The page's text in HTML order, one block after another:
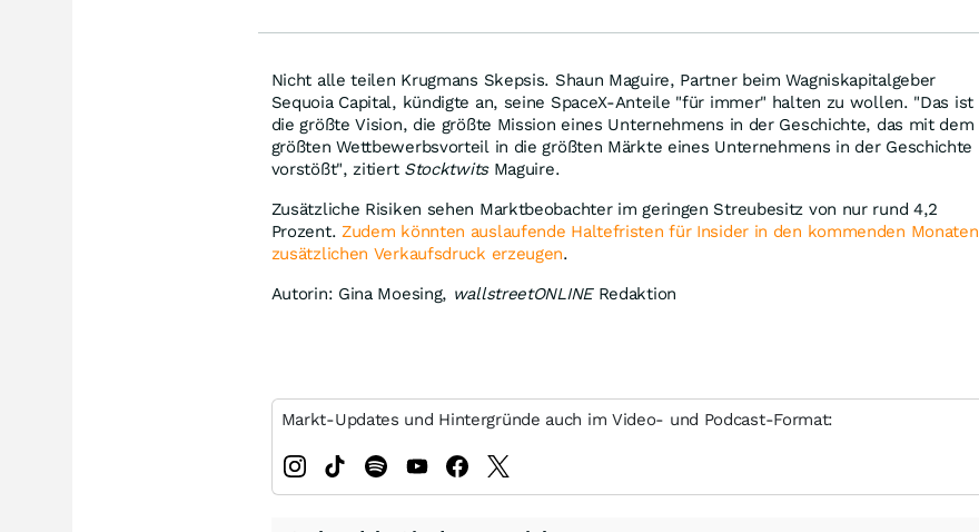
Nicht alle teilen Krugmans Skepsis. Shaun Maguire, Partner beim Wagniskapitalgeber
Sequoia Capital, kündigte an, seine SpaceX-Anteile "für immer" halten zu wollen. "Das ist
die größte Vision, die größte Mission eines Unternehmens in der Geschichte, das mit dem
größten Wettbewerbsvorteil in die größten Märkte eines Unternehmens in der Geschichte
vorstößt", zitiert StocktwitsMaguire.
Zusätzliche Risiken sehen Marktbeobachter im geringen Streubesitz von nur rund 4,2
Prozent. Zudem könnten auslaufende Haltefristen für Insider in den kommenden Monaten
zusätzlichen Verkaufsdruck erzeugen.
Autorin: Gina Moesing, wallstreetONLINE Redaktion
Markt-Updates und Hintergründe auch im Video- und Podcast-Format: